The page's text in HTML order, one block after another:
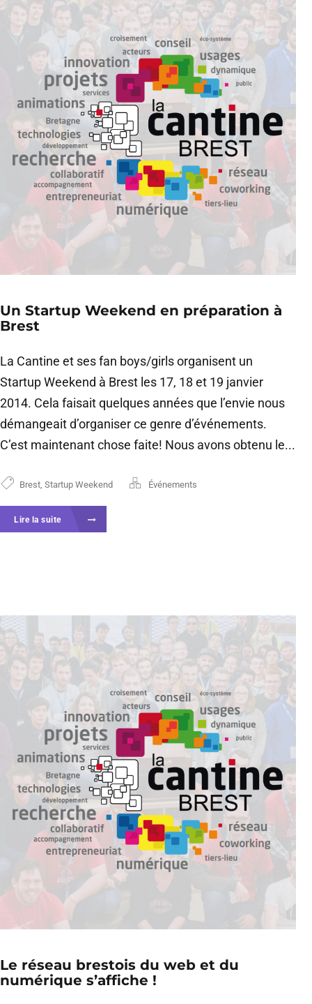
Un Startup Weekend en préparation à
Brest
La Cantine et ses fan boys/girls organisent un
Startup Weekend à Brest les 17, 18 et 19 janvier
2014. Cela faisait quelques années que l’envie nous
démangeait d’organiser ce genre d’événements.
C’est maintenant chose faite! Nous avons obtenu le...
Brest Startup Weekend Événements
Lire la suite
Le réseau brestois du web et du
numérique s’affiche !